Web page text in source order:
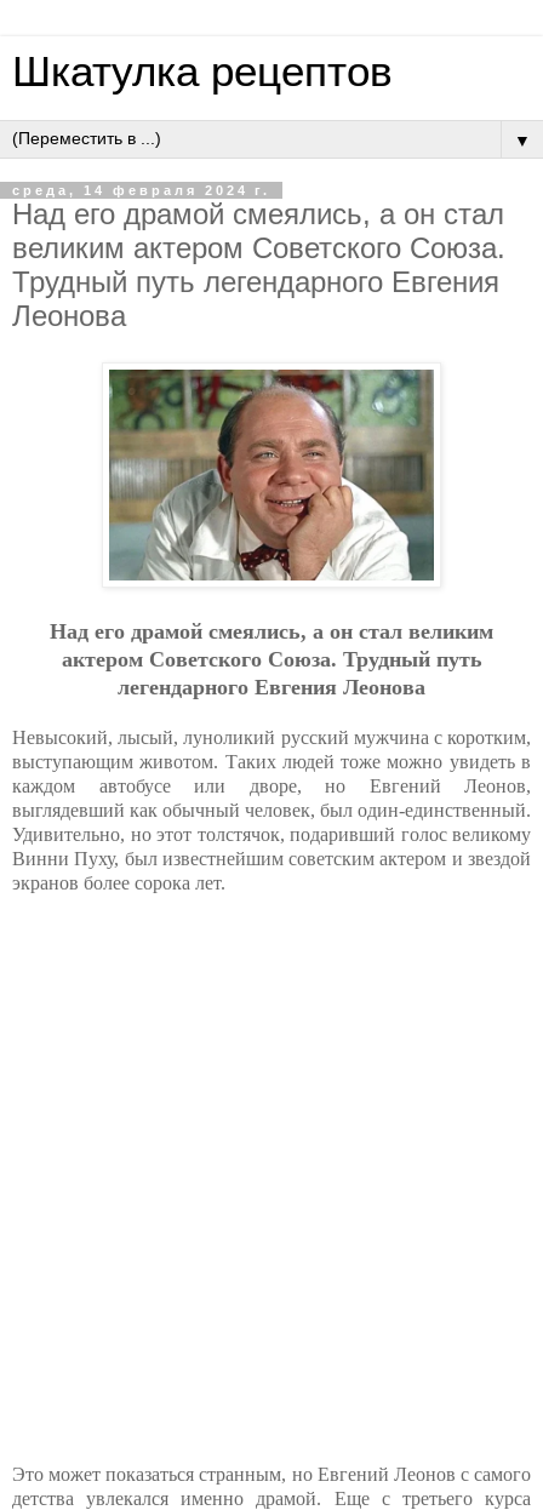
Шкатулка рецептов
▼
среда, 14 февраля 2024 г.
Над его драмой смеялись, а он стал
великим актером Советского Союза.
Трудный путь легендарного Евгения
Леонова
Над его драмой смеялись, а он стал великим
актером Советского Союза. Трудный путь
легендарного Евгения Леонова
Невысокий, лысый, луноликий русский мужчина с коротким,
выступающим животом. Таких людей тоже можно увидеть в
каждом автобусе или дворе, но Евгений Леонов,
выглядевший как обычный человек, был один-единственный.
Удивительно, но этот толстячок, подаривший голос великому
Винни Пуху, был известнейшим советским актером и звездой
экранов более сорока лет.
Это может показаться странным, но Евгений Леонов с самого
детства увлекался именно драмой. Еще с третьего курса